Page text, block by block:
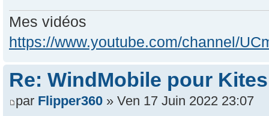
Mes vidéos
https://www.youtube.com/channel/
Re: WindMobile pour
par Flipper360 » Ven 17 Juin 2022 23:07